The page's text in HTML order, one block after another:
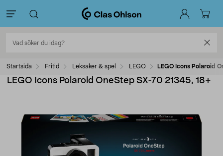
Startsida Fritid Leksaker & spel LEGO LEGO Icons Polaroid
LEGO Icons Polaroid OneStep SX-70 21345, 18+